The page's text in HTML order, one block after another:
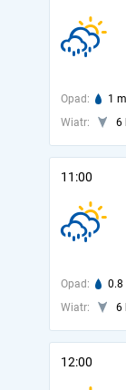
Opad: 1
Wiatr:
6
11:00
Opad: 0.8
Wiatr:
6
12:00